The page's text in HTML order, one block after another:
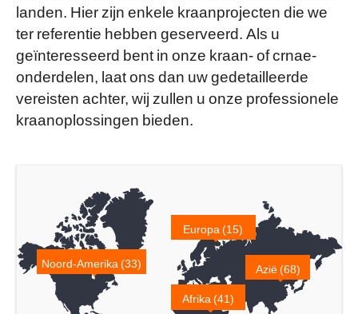
landen. Hier zijn enkele kraanprojecten die we
ter referentie hebben geserveerd. Als u
geïnteresseerd bent in onze kraan- of crnae-
onderdelen, laat ons dan uw gedetailleerde
vereisten achter, wij zullen u onze professionele
kraanoplossingen bieden.
Europa (15)
Noord-Amerika (33) Azië (68)
Afrika (41)